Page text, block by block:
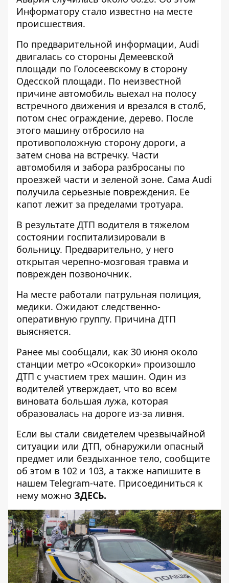
Информатору стало известно на месте
происшествия.
По предварительной информации, Audi
двигалась со стороны Демеевской
площади по Голосеевскому в сторону
Одесской площади. По неизвестной
причине автомобиль выехал на полосу
встречного движения и врезался в столб,
потом снес ограждение, дерево. После
этого машину отбросило на
противоположную сторону дороги, а
затем снова на встречку. Части
автомобиля и забора разбросаны по
проезжей части и зеленой зоне. Сама Audi
получила серьезные повреждения. Ее
капот лежит за пределами тротуара.
В результате ДТП водителя в тяжелом
состоянии госпитализировали в
больницу. Предварительно, у него
открытая черепно-мозговая травма и
поврежден позвоночник.
На месте работали патрульная полиция,
медики. Ожидают следственно-
оперативную группу. Причина ДТП
выясняется.
Ранее мы сообщали, как 30 июня около
станции метро «Осокорки» произошло
ДТП с участием трех машин. Один из
водителей утверждает, что во всем
виновата большая лужа, которая
образовалась на дороге из-за ливня.
Если вы стали свидетелем чрезвычайной
ситуации или ДТП, обнаружили опасный
предмет или бездыханное тело, сообщите
об этом в 102 и 103, а также напишите в
нашем Telegram-чате. Присоединиться к
нему можно ЗДЕСЬ.